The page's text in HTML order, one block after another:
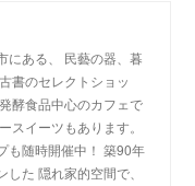
にある、 民藝の器、暮
書のセレクトショッ
酵食品中心のカフェで
スイーツもあります。
も随時開催中！ 築90年
た 隠れ家的空間で、